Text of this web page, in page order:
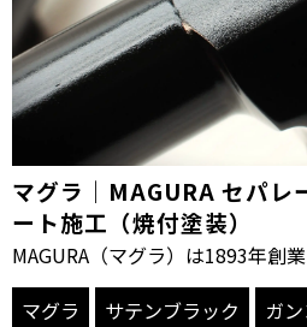
マグラ｜MAGURA セパレ
ート施工（焼付塗装）
MAGURA（マグラ）は1893年創
マグラ
サテンブラック ガ